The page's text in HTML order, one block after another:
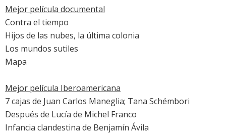
Mejor película documental
Contra el tiempo
Hijos de las nubes, la última colonia
Los mundos sutiles
Mapa
Mejor película Iberoamericana
7 cajas de Juan Carlos Maneglia; Tana Schémbori
Después de Lucía de Michel Franco
Infancia clandestina de Benjamín Ávila